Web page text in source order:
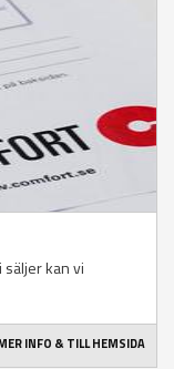
säljer kan vi
INFO & TILL HEMSIDA